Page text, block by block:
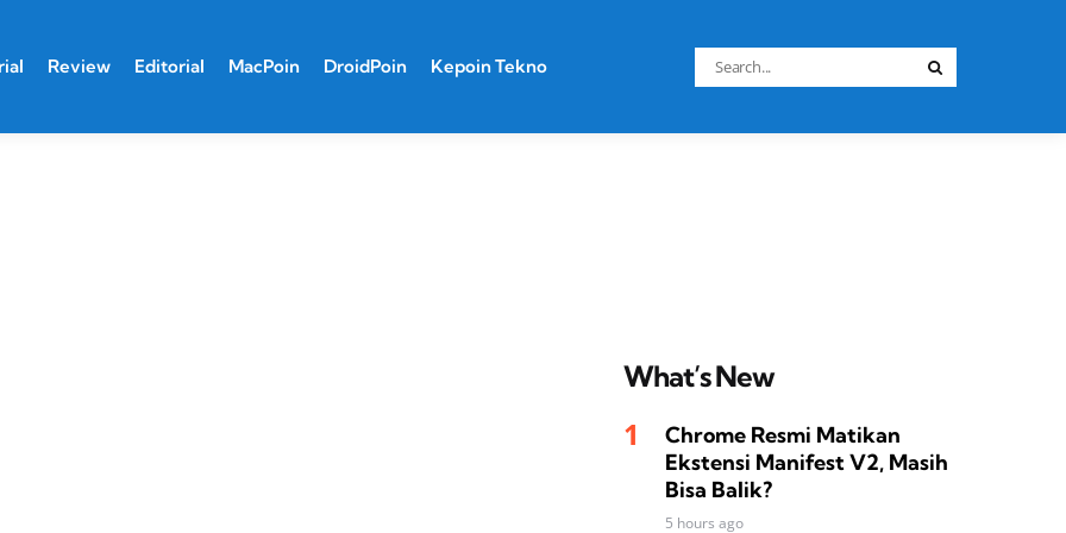
Review Editorial MacPoin DroidPoin Kepoin Tekno
Search
for:
What’s New
Chrome Resmi Matikan
Ekstensi Manifest V2, Masih
Bisa Balik?
5 hours ago